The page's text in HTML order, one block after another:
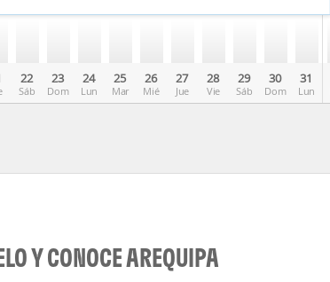
22
Sáb
23
Dom
24
Lun
25
Mar
26
Mié
27
Jue
28
Vie
29
Sáb
30
Dom
31
Lun
Y CONOCE AREQUIPA